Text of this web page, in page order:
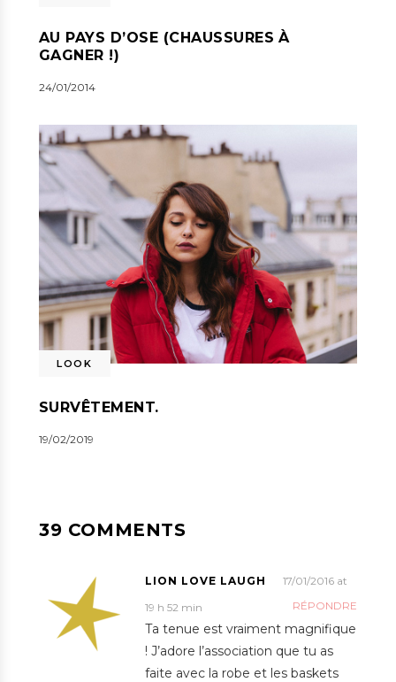
AU PAYS D’OSE (CHAUSSURES À
GAGNER !)
24/01/2014
LOOK
SURVÊTEMENT.
19/02/2019
39 COMMENTS
LION LOVE LAUGH
17/01/2016 at
19 h 52 min
RÉPONDRE
Ta tenue est vraiment magnifique
! J’adore l’association que tu as
faite avec la robe et les baskets